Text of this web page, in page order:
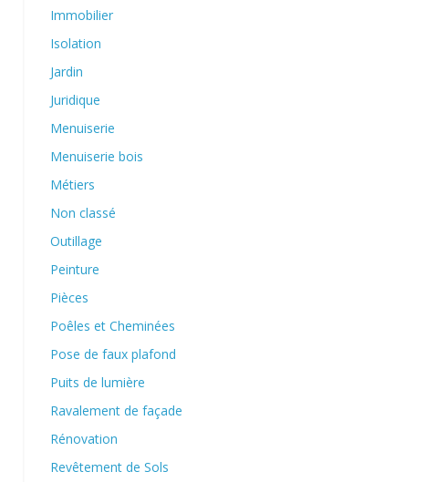
Immobilier
Isolation
Jardin
Juridique
Menuiserie
Menuiserie bois
Métiers
Non classé
Outillage
Peinture
Pièces
Poêles et Cheminées
Pose de faux plafond
Puits de lumière
Ravalement de façade
Rénovation
Revêtement de Sols